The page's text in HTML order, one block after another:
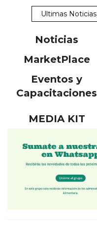
Ultimas Noticias
Noticias
MarketPlace
Eventos y
Capacitaciones
MEDIA KIT